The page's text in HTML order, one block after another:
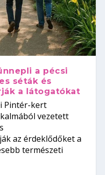
a pécsi
séták és
a látogatókat
Pintér-kert
vezetett
az érdeklődőket a
természeti